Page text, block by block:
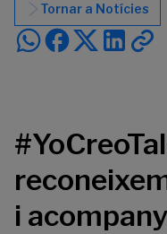
Tornar a Notícies
i